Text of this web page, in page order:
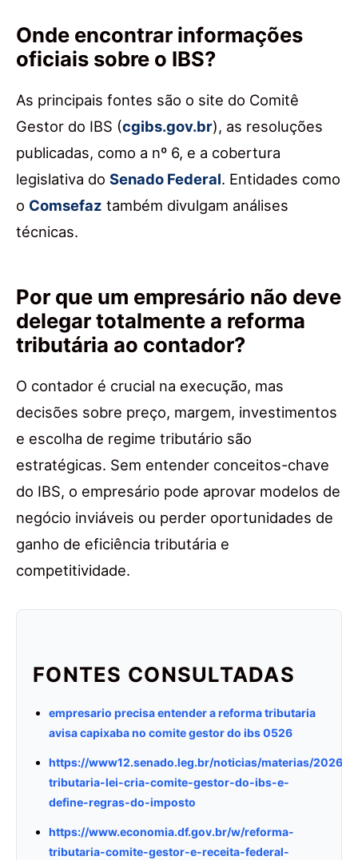
Onde encontrar informações
oficiais sobre o IBS?
As principais fontes são o site do Comitê
Gestor do IBS (cgibs.gov.br), as resoluções
publicadas, como a nº 6, e a cobertura
legislativa do Senado Federal. Entidades como
o Comsefaz também divulgam análises
técnicas.
Por que um empresário não deve
delegar totalmente a reforma
tributária ao contador?
O contador é crucial na execução, mas
decisões sobre preço, margem, investimentos
e escolha de regime tributário são
estratégicas. Sem entender conceitos-chave
do IBS, o empresário pode aprovar modelos de
negócio inviáveis ou perder oportunidades de
ganho de eficiência tributária e
competitividade.
FONTES CONSULTADAS
empresario precisa entender a reforma tributaria
avisa capixaba no comite gestor do ibs 0526
https://www12.senado.leg.br/noticias/materias/2026/
tributaria-lei-cria-comite-gestor-do-ibs-e-
define-regras-do-imposto
https://www.economia.df.gov.br/w/reforma-
tributaria-comite-gestor-e-receita-federal-